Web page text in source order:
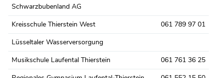
Schwarzbubenland AG
Kreisschule Thierstein West 061 789 97 01
Lüsseltaler Wasserversorgung
Musikschule Laufental Thierstein 061 761 36 25